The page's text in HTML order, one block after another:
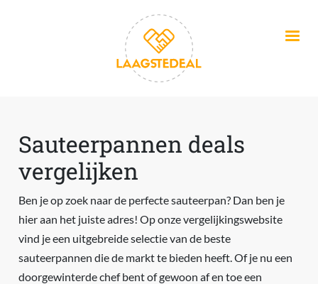
Sauteerpannen deals
vergelijken
Ben je op zoek naar de perfecte sauteerpan? Dan ben je
hier aan het juiste adres! Op onze vergelijkingswebsite
vind je een uitgebreide selectie van de beste
sauteerpannen die de markt te bieden heeft. Of je nu een
doorgewinterde chef bent of gewoon af en toe een